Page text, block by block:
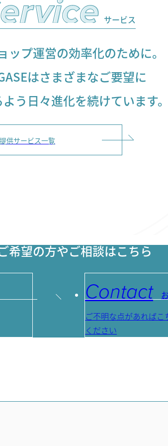
サービス
ップ運営の効率化のために。
はさまざまなご要望に
う日々進化を続けています
提供サービス一覧
希望の方やご相談はこちら
Contact
ご不明な点があれば
ください